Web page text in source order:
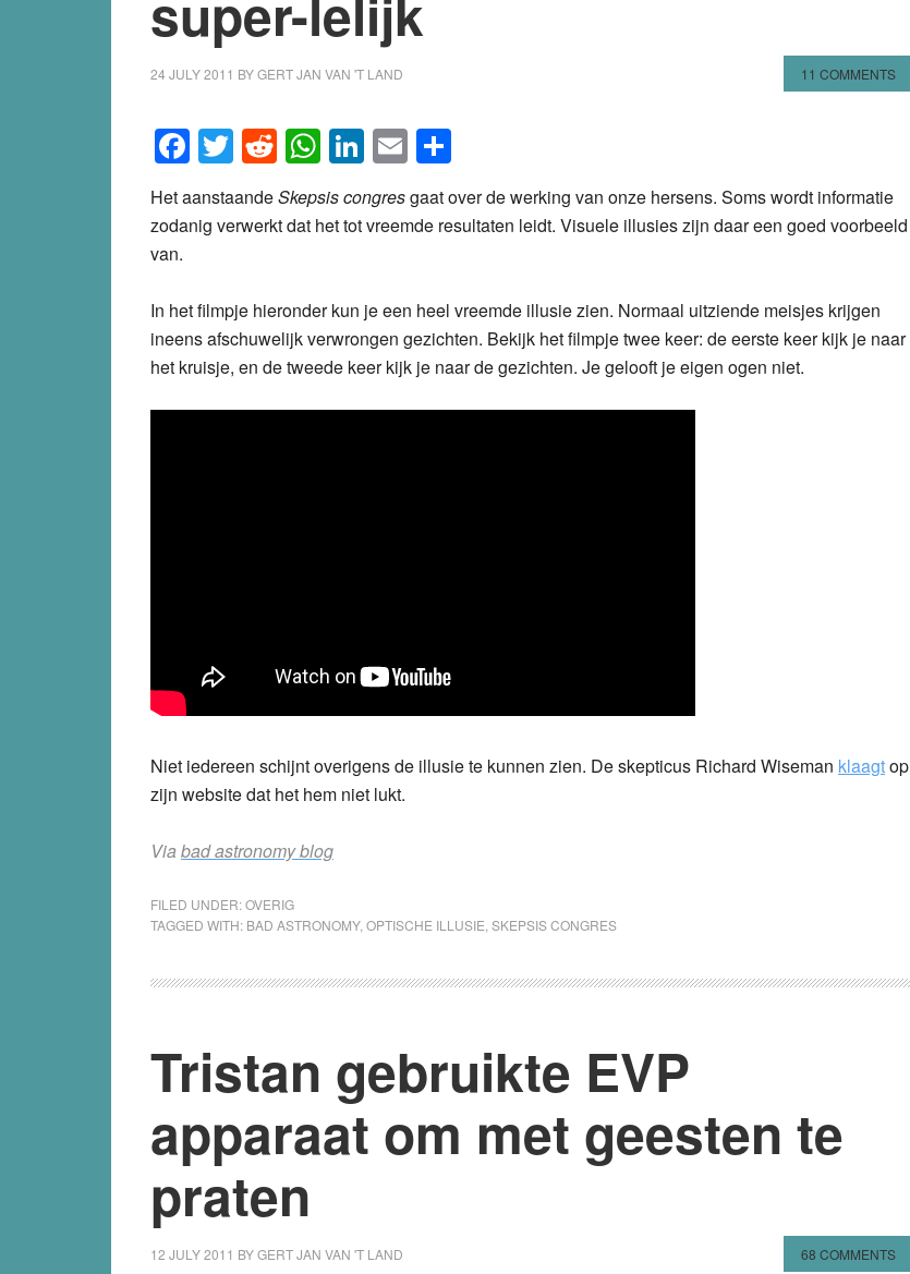
24 JULY 2011 BYGERT JAN VAN 'T LAND 11 COMMENTS
Facebook
Twitter
Reddit
WhatsApp
LinkedIn
Email
Het aanstaandeSkepsis congresgaat over de werking van onze hersens. Soms wordt informatie
zodanig verwerkt dat het tot vreemde resultaten leidt. Visuele illusies zijn daar een goed voorbeeld
van.
In het filmpje hieronder kun je een heel vreemde illusie zien. Normaal uitziende meisjes krijgen
ineens afschuwelijk verwrongen gezichten. Bekijk het filmpje twee keer: de eerste keer kijk je naar
het kruisje, en de tweede keer kijk je naar de gezichten. Je gelooft je eigen ogen niet.
Niet iedereen schijnt overigens de illusie te kunnen zien. De skepticus Richard Wiseman klaagtop
zijn website dat het hem niet lukt.
Via bad astronomy blog
FILED UNDER:OVERIG
TAGGED WITH: BAD ASTRONOMY, OPTISCHE ILLUSIE SKEPSIS CONGRES
Tristan gebruikte EVP
apparaat om met geesten te
praten
12 JULY 2011 BYGERT JAN VAN 'T LAND 68 COMMENTS